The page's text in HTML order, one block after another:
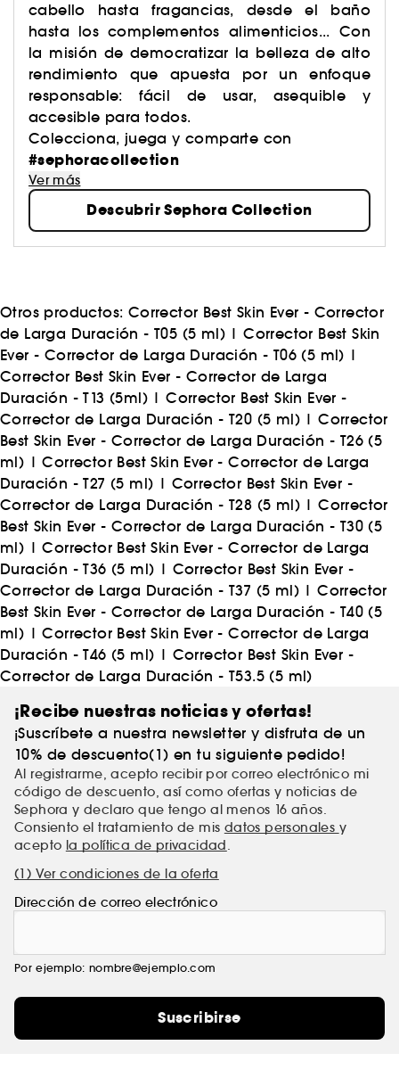
cabello hasta fragancias, desde el baño
hasta los complementos alimenticios... Con
la misión de democratizar la belleza de alto
rendimiento que apuesta por un enfoque
responsable: fácil de usar, asequible y
accesible para todos.
Colecciona, juega y comparte con
#sephoracollection
Ver más
Descubrir Sephora Collection
Otros productos: Corrector Best Skin Ever - Corrector
de Larga Duración - T05 (5 ml) |Corrector Best Skin
Ever - Corrector de Larga Duración - T06 (5 ml) |
Corrector Best Skin Ever - Corrector de Larga
Duración - T13 (5ml) |Corrector Best Skin Ever -
Corrector de Larga Duración - T20 (5 ml) |Corrector
Best Skin Ever - Corrector de Larga Duración - T26 (5
ml) |Corrector Best Skin Ever - Corrector de Larga
Duración - T27 (5 ml) | Corrector Best Skin Ever -
Corrector de Larga Duración - T28 (5 ml) |Corrector
Best Skin Ever - Corrector de Larga Duración - T30 (5
ml) |Corrector Best Skin Ever - Corrector de Larga
Duración - T36 (5 ml) | Corrector Best Skin Ever -
Corrector de Larga Duración - T37 (5 ml) |Corrector
Best Skin Ever - Corrector de Larga Duración - T40 (5
ml) |Corrector Best Skin Ever - Corrector de Larga
Duración - T46 (5 ml) | Corrector Best Skin Ever -
Corrector de Larga Duración - T53.5 (5 ml)
¡Recibe nuestras noticias y ofertas!
¡Suscríbete a nuestra newsletter y disfruta de un
10% de descuento(1) en tu siguiente pedido!
Al registrarme, acepto recibir por correo electrónico mi
código de descuento, así como ofertas y noticias de
Sephora y declaro que tengo al menos 16 años.
Consiento el tratamiento de mis datos personales y
acepto la política de privacidad.
(1) Ver condiciones de la oferta
Dirección de correo electrónico
Por ejemplo: nombre@ejemplo.com
Suscribirse